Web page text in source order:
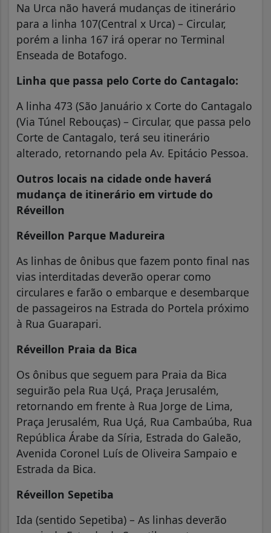
Na Urca não haverá mudanças de itinerário
para a linha 107(Central x Urca) – Circular,
porém a linha 167 irá operar no Terminal
Enseada de Botafogo.
Linha que passa pelo Corte do Cantagalo:
A linha 473 (São Januário x Corte do Cantagalo
(Via Túnel Rebouças) – Circular, que passa pelo
Corte de Cantagalo, terá seu itinerário
alterado, retornando pela Av. Epitácio Pessoa.
Outros locais na cidade onde haverá
mudança de itinerário em virtude do
Réveillon
Réveillon Parque Madureira
As linhas de ônibus que fazem ponto final nas
vias interditadas deverão operar como
circulares e farão o embarque e desembarque
de passageiros na Estrada do Portela próximo
à Rua Guarapari.
Réveillon Praia da Bica
Os ônibus que seguem para Praia da Bica
seguirão pela Rua Uçá, Praça Jerusalém,
retornando em frente à Rua Jorge de Lima,
Praça Jerusalém, Rua Uçá, Rua Cambaúba, Rua
República Árabe da Síria, Estrada do Galeão,
Avenida Coronel Luís de Oliveira Sampaio e
Estrada da Bica.
Réveillon Sepetiba
Ida (sentido Sepetiba) – As linhas deverão